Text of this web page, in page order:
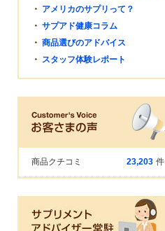
・ アメリカのサプリって？
・ サプアド健康コラム
・ 商品選びのアドバイス
・ スタッフ体験レポート
商品クチコミ 23,203 件